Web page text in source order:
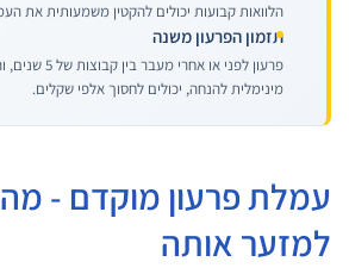
הלוואות קבועות יכולים להקטין משמעותית את
תזמון הפרעון משנה
פרעון לפני או
מינימלית להנחה, יכולים לחסוך אלפי שקלים.
עמלת פרעון מוקדם - מהי
למזער אותה